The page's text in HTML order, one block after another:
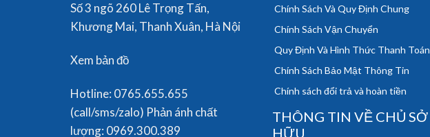
Số 3 ngõ 260 Lê Trọng Tấn,
Khương Mai, Thanh Xuân, Hà Nội
Xem bản đồ
Hotline: 0765.655.655
(call/sms/zalo) Phản ánh chất
lượng: 0969.300.389
Chính Sách Và Quy Định Chung
Chính Sách Vận Chuyển
Quy Định Và Hình Thức Thanh Toán
Chính Sách Bảo Mật Thông Tin
Chính sách đổi trả và hoàn tiền
THÔNG TIN VỀ CHỦ SỞ
HỮU